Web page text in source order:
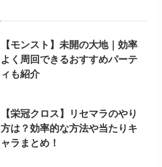
【モンスト】未開の大地｜効率
よく周回できるおすすめパーテ
ィも紹介
【栄冠クロス】リセマラのやり
方は？効率的な方法や当たりキ
ャラまとめ！